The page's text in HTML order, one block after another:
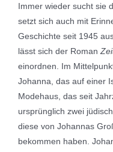
Immer wieder sucht sie
setzt sich auch mit
Geschichte seit 1945
lässt sich der Roman
einordnen. Im
Johanna, das auf einer
Modehaus, das seit
ursprünglich zwei
diese von Johannas
bekommen haben.